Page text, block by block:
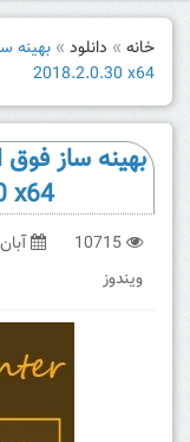
خانه » دانلود »
2018.2.0.30 x64
x64
10715 آبان 4, 1397
ویندوز